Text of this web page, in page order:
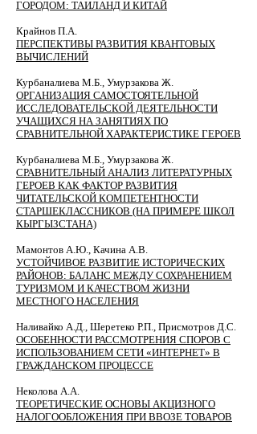
ГОРОДОМ: ТАИЛАНД И КИТАЙ
Крайнов П.А.
ПЕРСПЕКТИВЫ РАЗВИТИЯ КВАНТОВЫХ
ВЫЧИСЛЕНИЙ
Курбаналиева М.Б., Умурзакова Ж.
ОРГАНИЗАЦИЯ САМОСТОЯТЕЛЬНОЙ
ИССЛЕДОВАТЕЛЬСКОЙ ДЕЯТЕЛЬНОСТИ
УЧАЩИХСЯ НА ЗАНЯТИЯХ ПО
СРАВНИТЕЛЬНОЙ ХАРАКТЕРИСТИКЕ ГЕРОЕВ
Курбаналиева М.Б., Умурзакова Ж.
СРАВНИТЕЛЬНЫЙ АНАЛИЗ ЛИТЕРАТУРНЫХ
ГЕРОЕВ КАК ФАКТОР РАЗВИТИЯ
ЧИТАТЕЛЬСКОЙ КОМПЕТЕНТНОСТИ
СТАРШЕКЛАССНИКОВ (НА ПРИМЕРЕ ШКОЛ
КЫРГЫЗСТАНА)
Мамонтов А.Ю., Качина А.В.
УСТОЙЧИВОЕ РАЗВИТИЕ ИСТОРИЧЕСКИХ
РАЙОНОВ: БАЛАНС МЕЖДУ СОХРАНЕНИЕМ
ТУРИЗМОМ И КАЧЕСТВОМ ЖИЗНИ
МЕСТНОГО НАСЕЛЕНИЯ
Наливайко А.Д., Шеретеко Р.П., Присмотров Д.С.
ОСОБЕННОСТИ РАССМОТРЕНИЯ СПОРОВ С
ИСПОЛЬЗОВАНИЕМ СЕТИ «ИНТЕРНЕТ» В
ГРАЖДАНСКОМ ПРОЦЕССЕ
Неколова А.А.
ТЕОРЕТИЧЕСКИЕ ОСНОВЫ АКЦИЗНОГО
НАЛОГООБЛОЖЕНИЯ ПРИ ВВОЗЕ ТОВАРОВ